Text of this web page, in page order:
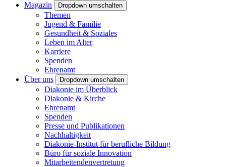
Magazin
Dropdown umschalten
Themen
Jugend & Familie
Gesundheit & Soziales
Leben im Alter
Karriere
Spenden
Ehrenamt
Über uns
Dropdown umschalten
Diakonie im Überblick
Diakonie & Kirche
Ehrenamt
Spenden
Presse und Publikationen
Nachhaltigkeit
Diakonie-Institut für berufliche Bildung
Büro für soziale Innovation
Mitarbeitendenvertretung